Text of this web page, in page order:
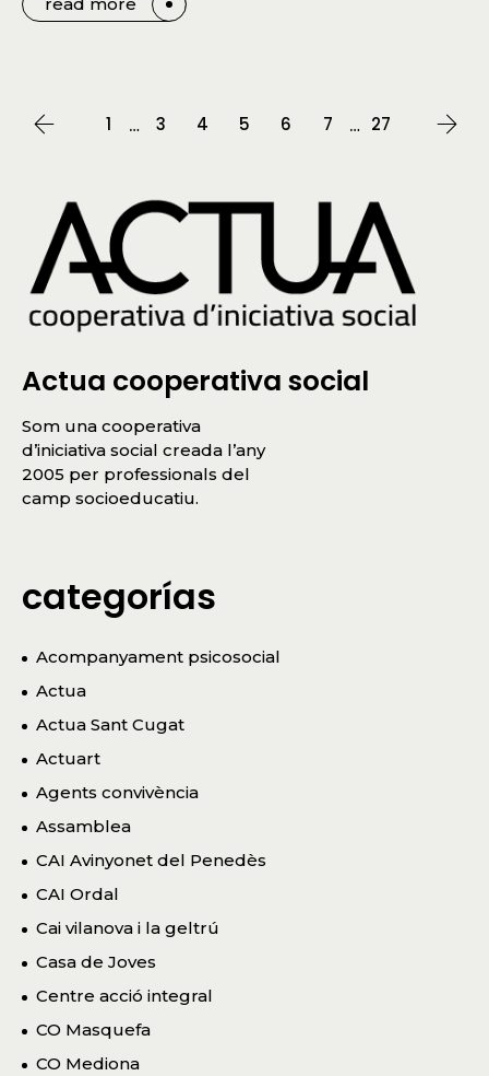
1 … 3 4 5 6 7 … 27
Actua cooperativa social
Som una cooperativa
d’iniciativa social creada l’any
2005 per professionals del
camp socioeducatiu.
categorías
Acompanyament psicosocial
Actua
Actua Sant Cugat
Actuart
Agents convivència
Assamblea
CAI Avinyonet del Penedès
CAI Ordal
Cai vilanova i la geltrú
Casa de Joves
Centre acció integral
CO Masquefa
CO Mediona